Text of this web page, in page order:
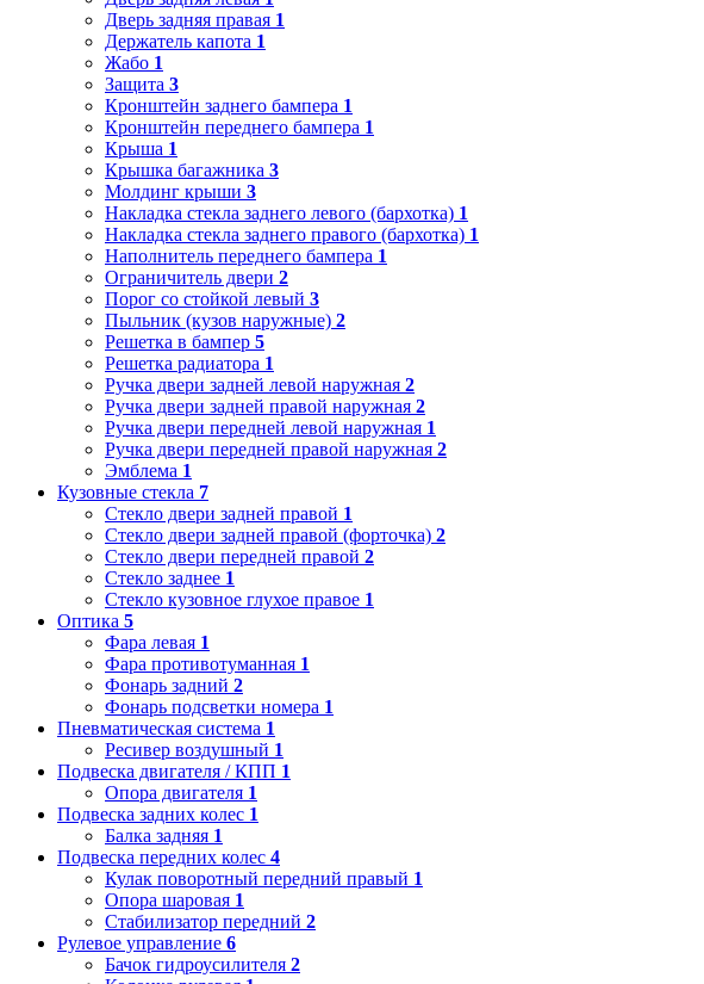
Дверь задняя правая 1
Держатель капота 1
Жабо 1
Защита 3
Кронштейн заднего бампера 1
Кронштейн переднего бампера 1
Крыша 1
Крышка багажника 3
Молдинг крыши 3
Накладка стекла заднего левого (бархотка) 1
Накладка стекла заднего правого (бархотка) 1
Наполнитель переднего бампера 1
Ограничитель двери 2
Порог со стойкой левый 3
Пыльник (кузов наружные) 2
Решетка в бампер 5
Решетка радиатора 1
Ручка двери задней левой наружная 2
Ручка двери задней правой наружная 2
Ручка двери передней левой наружная 1
Ручка двери передней правой наружная 2
Эмблема 1
Кузовные стекла 7
Стекло двери задней правой 1
Стекло двери задней правой (форточка) 2
Стекло двери передней правой 2
Стекло заднее 1
Стекло кузовное глухое правое 1
Оптика 5
Фара левая 1
Фара противотуманная 1
Фонарь задний 2
Фонарь подсветки номера 1
Пневматическая система 1
Ресивер воздушный 1
Подвеска двигателя / КПП 1
Опора двигателя 1
Подвеска задних колес 1
Балка задняя 1
Подвеска передних колес 4
Кулак поворотный передний правый 1
Опора шаровая 1
Стабилизатор передний 2
Рулевое управление 6
Бачок гидроусилителя 2